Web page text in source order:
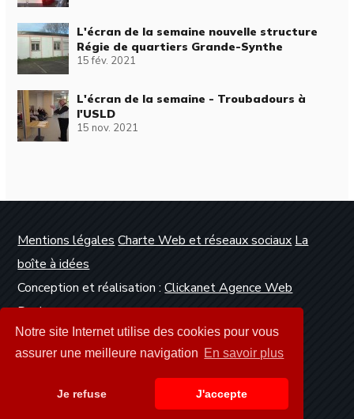
Notre site Internet utilise des cookies pour vous
assurer une meilleure navigation En savoir plus
Je refuse J'accepte
L'écran de la semaine nouvelle structure
Régie de quartiers Grande-Synthe
15 fév. 2021
L'écran de la semaine - Troubadours à
l'USLD
15 nov. 2021
Mentions légales Charte Web et réseaux sociaux La
boîte à idées
Conception et réalisation :Clickanet Agence Web
Dunkerque